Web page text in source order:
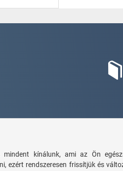
mindent kínálunk, ami az Ön
ezért rendszeresen frissítjük és